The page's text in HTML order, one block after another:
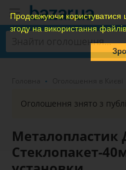
Продовжуючи користуватися
згоду на використання
Оголошення знято з
Металопластик
Стеклопакет-